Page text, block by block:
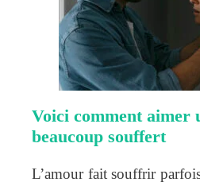
Voici comment aimer
beaucoup souffert
L’amour fait souffrir